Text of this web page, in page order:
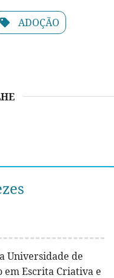
ADOÇÃO
Universidade de
em Escrita Criativa e